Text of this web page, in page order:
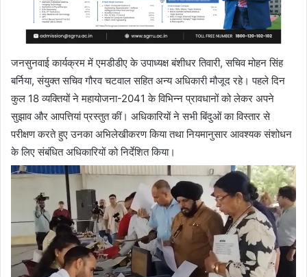
जनसुनवाई कार्यक्रम में एमडीडीए के उपाध्यक्ष बंशीधर तिवारी, सचिव मोहन सिंह
बर्निया, संयुक्त सचिव गौरव चटवाल सहित अन्य अधिकारी मौजूद रहे। पहले दिन
कुल 18 व्यक्तियों ने महायोजना-2041 के विभिन्न प्रावधानों को लेकर अपने
सुझाव और आपत्तियां प्रस्तुत कीं। अधिकारियों ने सभी बिंदुओं का विस्तार से
परीक्षण करते हुए उनका अभिलेखीकरण किया तथा नियमानुसार आवश्यक संशोधन
के लिए संबंधित अधिकारियों को निर्देशित किया।